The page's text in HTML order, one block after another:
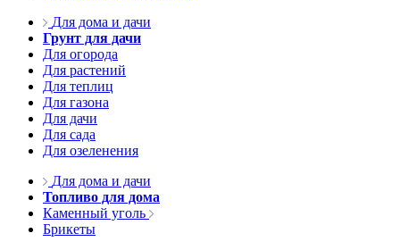
Для дома и дачи
Грунт для дачи
Для огорода
Для растений
Для теплиц
Для газона
Для дачи
Для сада
Для озеленения
Для дома и дачи
Топливо для дома
Каменный уголь
Брикеты